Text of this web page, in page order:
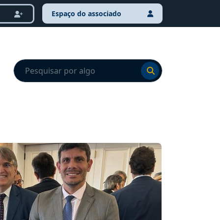
Espaço do associado
Ir para o resultado
Ir para o resultado